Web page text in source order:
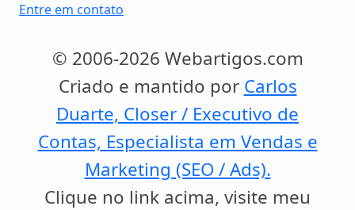
Entre em contato
© 2006-2026 Webartigos.com
Criado e mantido por Carlos
Duarte, Closer / Executivo de
Contas, Especialista em Vendas e
Marketing (SEO / Ads).
Clique no link acima, visite meu